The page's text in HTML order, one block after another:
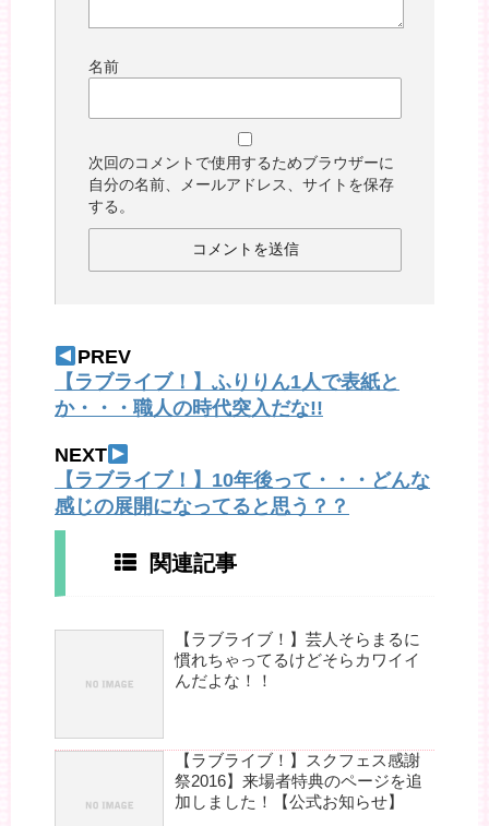
名前
次回のコメントで使用するためブラウザーに
自分の名前、メールアドレス、サイトを保存
する。
PREV
【ラブライブ！】ふりりん1人で表紙と
か・・・職人の時代突入だな!!
NEXT
【ラブライブ！】10年後って・・・どんな
感じの展開になってると思う？？
関連記事
【ラブライブ！】芸人そらまるに
慣れちゃってるけどそらカワイイ
んだよな！！
【ラブライブ！】スクフェス感謝
祭2016】来場者特典のページを追
加しました！【公式お知らせ】